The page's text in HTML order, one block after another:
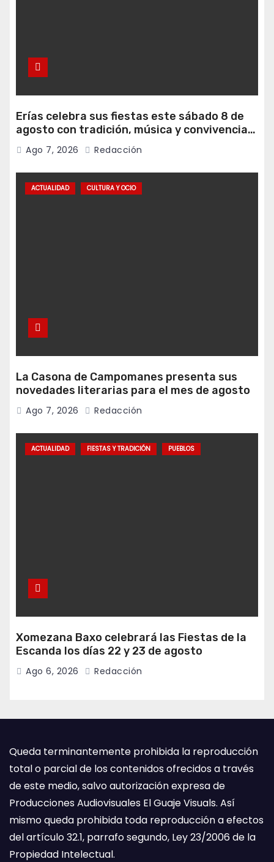
Erías celebra sus fiestas este sábado 8 de
agosto con tradición, música y convivencia
vecinal
Ago 7, 2026 Redacción
ACTUALIDAD CULTURA Y OCIO
La Casona de Campomanes presenta sus
novedades literarias para el mes de agosto
Ago 7, 2026 Redacción
ACTUALIDAD FIESTAS Y TRADICIÓN PUEBLOS
Xomezana Baxo celebrará las Fiestas de la
Escanda los días 22 y 23 de agosto
Ago 6, 2026 Redacción
Queda terminantemente prohibida la reproducción
total o parcial de los contenidos ofrecidos a través
de este medio, salvo autorización expresa de
Producciones Audiovisuales El Guaje Visuals. Así
mismo queda prohibida toda reproducción a efectos
del artículo 32.1, parrafo segundo, Ley 23/2006 de la
Propiedad Intelectual.